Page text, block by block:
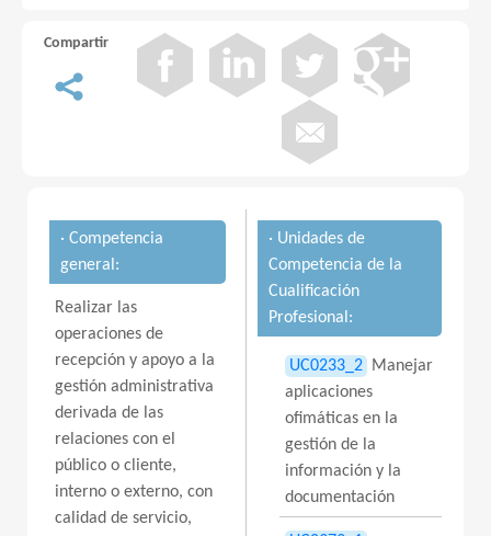
Compartir
· Competencia
general:
Realizar las
operaciones de
recepción y apoyo a la
gestión administrativa
derivada de las
relaciones con el
público o cliente,
interno o externo, con
calidad de servicio,
· Unidades de
Competencia de la
Cualificación
Profesional:
UC0233_2
Manejar
aplicaciones
ofimáticas en la
gestión de la
información y la
documentación